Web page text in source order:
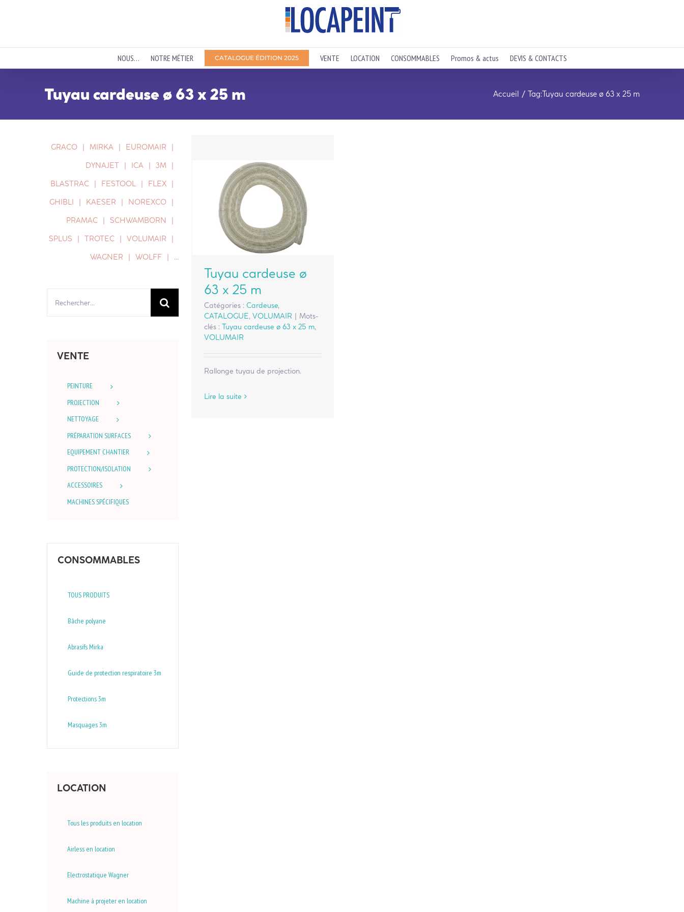
NOUS… NOTRE MÉTIER CATALOGUE ÉDITION 2025 VENTE LOCATION CONSOMMABLES Promos & actus DEVIS & CONTACTS
Tuyau cardeuse ø 63 x 25 m Accueil Tag:Tuyau cardeuse ø 63 x 25 m
Tuyau cardeuse ø
63 x 25 m
Catégories :Cardeuse,
CATALOGUE,VOLUMAIR | Mots-
clés :Tuyau cardeuse ø 63 x 25 m,
VOLUMAIR
Rallonge tuyau de projection.
Lire la suite
GRACO MIRKA
EUROMAIR
DYNAJET
ICA
3M
BLASTRAC
FESTOOL
FLEX
GHIBLI
KAESER
NOREXCO
PRAMAC
SCHWAMBORN
SPLUS
TROTEC
VOLUMAIR
WAGNER
WOLFF …
VENTE
PEINTURE
PROJECTION
NETTOYAGE
PRÉPARATION SURFACES
EQUIPEMENT CHANTIER
PROTECTION/ISOLATION
ACCESSOIRES
MACHINES SPÉCIFIQUES
CONSOMMABLES
TOUS PRODUITS
Bâche polyane
Abrasifs Mirka
Guide de protection respiratoire 3m
Protections 3m
Masquages 3m
LOCATION
Tous les produits en location
Airless en location
Electrostatique Wagner
Machine à projeter en location